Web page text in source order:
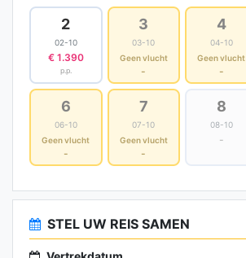
2
02-10
€ 1.390
p.p.
3
03-10
Geen vlucht
-
4
04-10
Geen vlucht
-
6
06-10
Geen vlucht
-
7
07-10
Geen vlucht
-
8
08-10
-
STEL UW REIS SAMEN